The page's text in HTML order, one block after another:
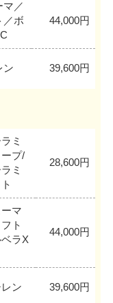
マ／
／ボ
44,000円
ン 39,600円
ミ
プ/
ミ
28,600円
マ
ト
ラX
44,000円
ン 39,600円